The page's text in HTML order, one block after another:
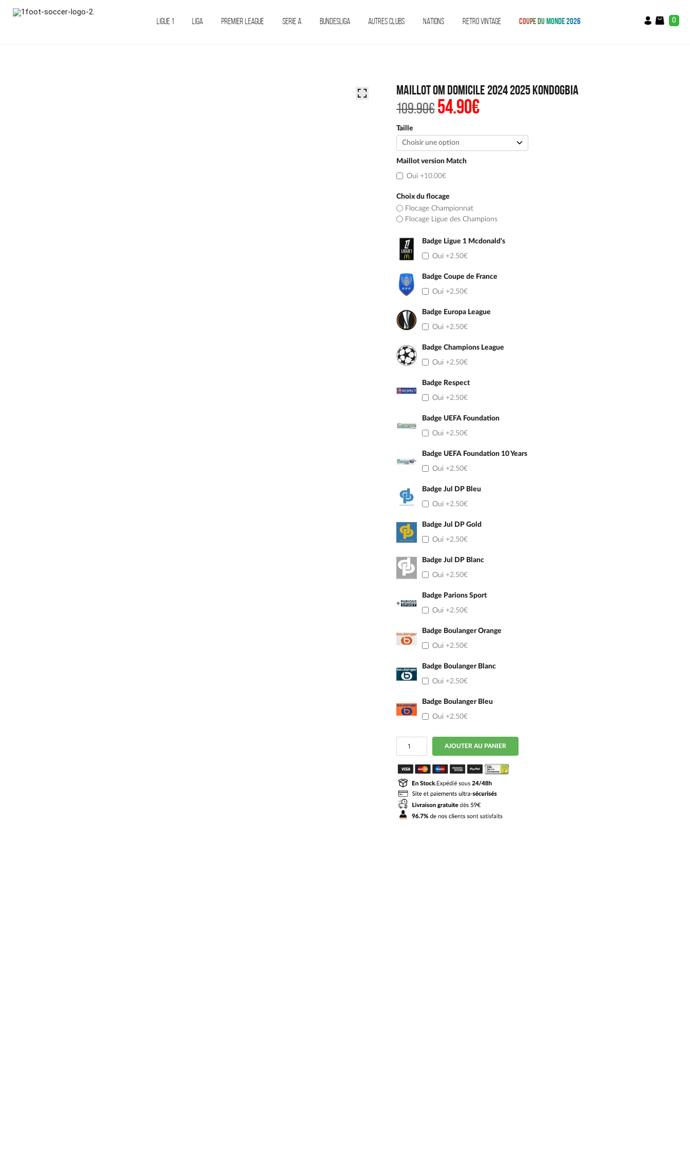
LIGUE 1 LIGA PREMIER LEAGUE SERIE A BUNDESLIGA AUTRES CLUBS NATIONS RETRO VINTAGE COUPE DU MONDE 2026 0
Maillot OM Domicile 2024 2025 Kondogbia
109.90€Le
prix
109.90€.
54.90€Le
prix
54.90€.
Taille
Maillot version Match
Oui +10.00€
Choix du flocage
Flocage Championnat
Flocage Ligue des Champions
Badge Ligue 1 Mcdonald's
Oui +2.50€
Badge Coupe de France
Oui +2.50€
Badge Europa League
Oui +2.50€
Badge Champions League
Oui +2.50€
Badge Respect
Oui +2.50€
Badge UEFA Foundation
Oui +2.50€
Badge UEFA Foundation 10 Years
Oui +2.50€
Badge Jul DP Bleu
Oui +2.50€
Badge Jul DP Gold
Oui +2.50€
Badge Jul DP Blanc
Oui +2.50€
Badge Parions Sport
Oui +2.50€
Badge Boulanger Orange
Oui +2.50€
Badge Boulanger Blanc
Oui +2.50€
Badge Boulanger Bleu
Oui +2.50€
quantité
Maillot
Domicile
2024
2025
Kondogbia
AJOUTER AU PANIER